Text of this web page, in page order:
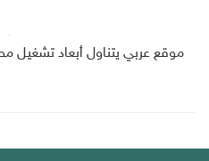
موقع عربي يتناول أبعاد تشغيل